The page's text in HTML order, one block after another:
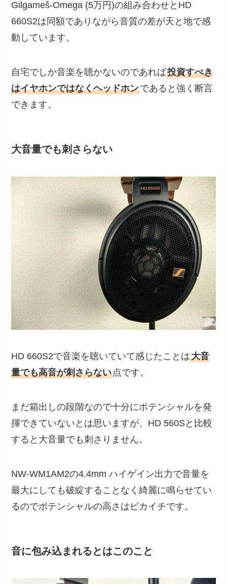
Gilgameš-Omega (5万円)の組み合わせとHD
660S2は同額でありながら音質の差が天と地で感
動しています。
自宅でしか音楽を聴かないのであれば投資すべき
はイヤホンではなくヘッドホンであると強く断言
できます。
大音量でも刺さらない
HD 660S2で音楽を聴いていて感じたことは大音
量でも高音が刺さらない点です。
まだ箱出しの段階なので十分にポテンシャルを発
揮できていないとは思いますが、HD 560Sと比較
すると大音量でも刺さりません。
NW-WM1AM2の4.4mm ハイゲイン出力で音量を
最大にしても破綻することなく綺麗に鳴らせてい
るのでポテンシャルの高さはピカイチです。
音に包み込まれるとはこのこと